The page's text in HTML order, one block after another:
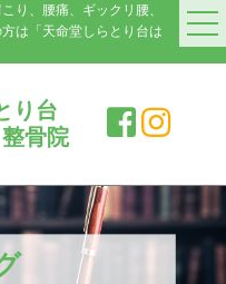
り、腰痛、ギックリ腰、
は「天命堂しらとり台は
り台
骨院
ュー